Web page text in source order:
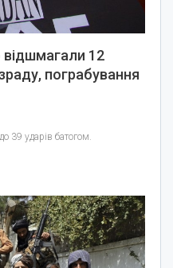
відшмагали 12
пограбування
39 ударів батогом.